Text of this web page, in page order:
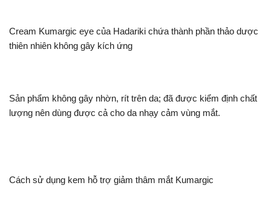
Cream Kumargic eye của Hadariki chứa thành phần thảo dược
thiên nhiên không gây kích ứng
Sản phẩm không gây nhờn, rít trên da; đã được kiểm định chất
lượng nên dùng được cả cho da nhạy cảm vùng mắt.
Cách sử dụng kem hỗ trợ giảm thâm mắt Kumargic